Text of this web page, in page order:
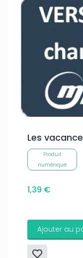
Les
Produit
numérique
1,39 €
Ajouter au